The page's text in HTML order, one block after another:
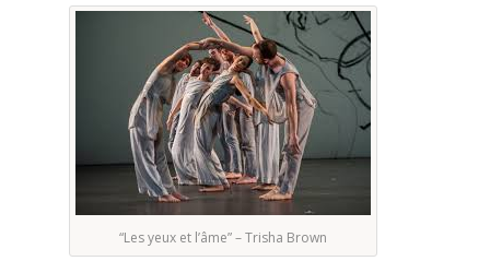
“Les yeux et l’âme” – Trisha Brown